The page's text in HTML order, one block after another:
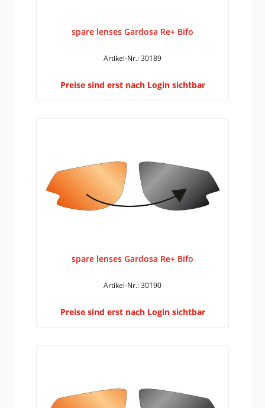
spare lenses Gardosa Re+ Bifo
Artikel-Nr.: 30189
Preise sind erst nach Login sichtbar
spare lenses Gardosa Re+ Bifo
Artikel-Nr.: 30190
Preise sind erst nach Login sichtbar